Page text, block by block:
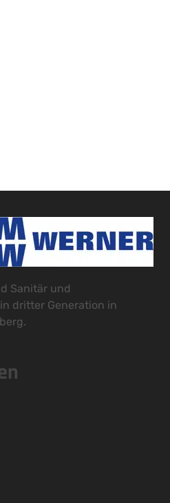
Sanitär und
dritter Generation in